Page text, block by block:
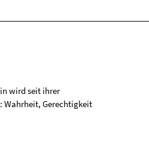
wird seit ihrer
Wahrheit, Gerechtigkeit